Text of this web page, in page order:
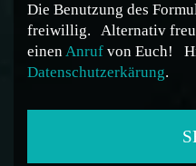
Die Benutzung des
freiwillig.
Alternativ
einenAnruf von Euch!
Datenschutzerkärung.